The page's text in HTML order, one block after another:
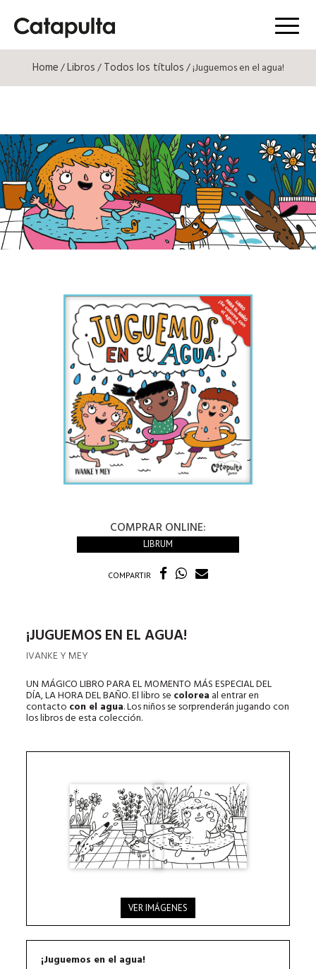
Menú
Home/Libros/Todos los títulos/ ¡Juguemos en el agua!
COMPRAR ONLINE:
LIBRUM
COMPARTIR
¡JUGUEMOS EN EL AGUA!
IVANKE Y MEY
UN MÁGICO LIBRO PARA EL MOMENTO MÁS ESPECIAL DEL
DÍA, LA HORA DEL BAÑO. El libro se colorea al entrar en
contacto con el agua. Los niños se sorprenderán jugando con
los libros de esta colección.
VER IMÁGENES
¡Juguemos en el agua!